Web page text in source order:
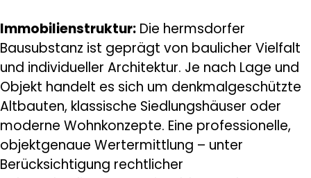
Immobilienstruktur: Die hermsdorfer
Bausubstanz ist geprägt von baulicher Vielfalt
und individueller Architektur. Je nach Lage und
Objekt handelt es sich um denkmalgeschützte
Altbauten, klassische Siedlungshäuser oder
moderne Wohnkonzepte. Eine professionelle,
objektgenaue Wertermittlung – unter
Berücksichtigung rechtlicher